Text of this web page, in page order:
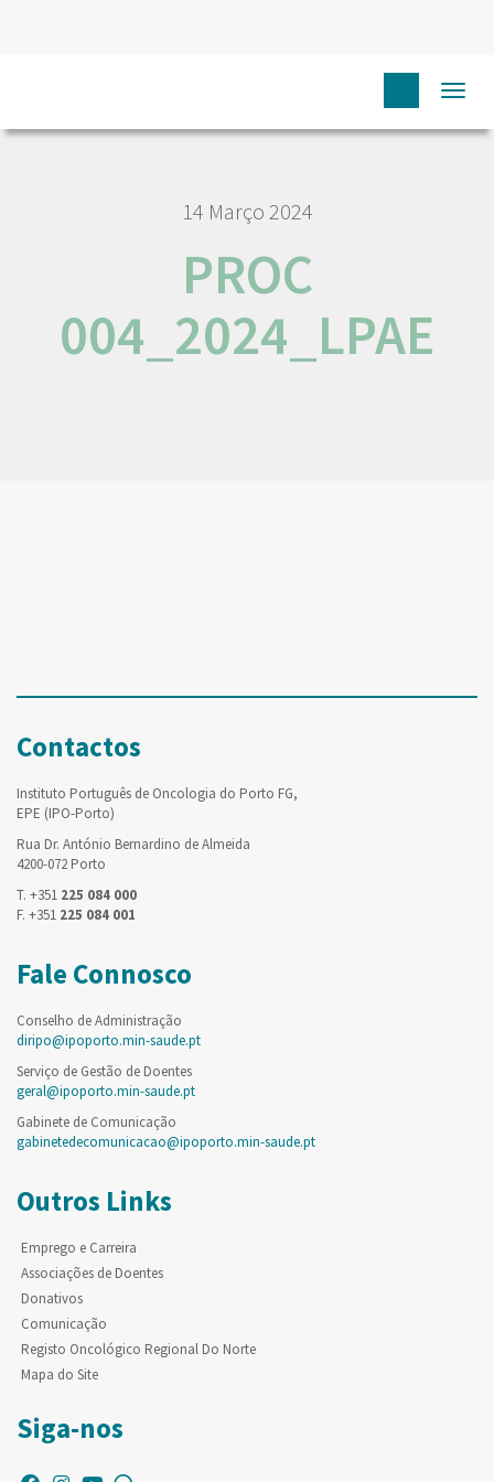
14 Março 2024
PROC
004_2024_LPAE
Contactos
Instituto Português de Oncologia do Porto FG,
EPE (IPO-Porto)
Rua Dr. António Bernardino de Almeida
4200-072 Porto
T. +351 225 084 000
F. +351 225 084 001
Fale Connosco
Conselho de Administração
diripo@ipoporto.min-saude.pt
Serviço de Gestão de Doentes
geral@ipoporto.min-saude.pt
Gabinete de Comunicação
gabinetedecomunicacao@ipoporto.min-saude.pt
Outros Links
Emprego e Carreira
Associações de Doentes
Donativos
Comunicação
Registo Oncológico Regional Do Norte
Mapa do Site
Siga-nos